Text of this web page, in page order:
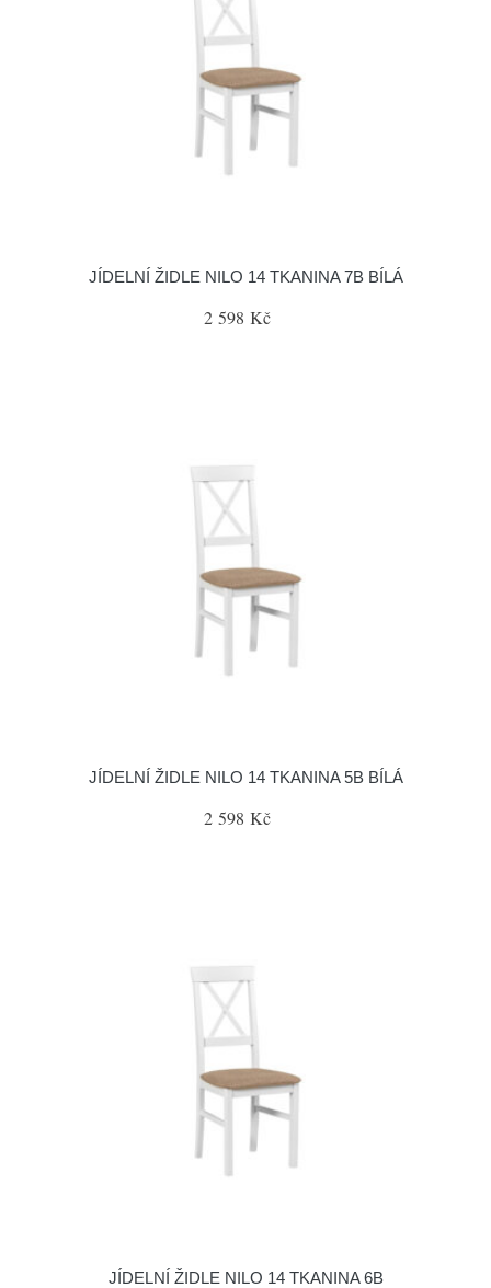
JÍDELNÍ ŽIDLE NILO 14 TKANINA 7B BÍLÁ
2 598 Kč
JÍDELNÍ ŽIDLE NILO 14 TKANINA 5B BÍLÁ
2 598 Kč
JÍDELNÍ ŽIDLE NILO 14 TKANINA 6B